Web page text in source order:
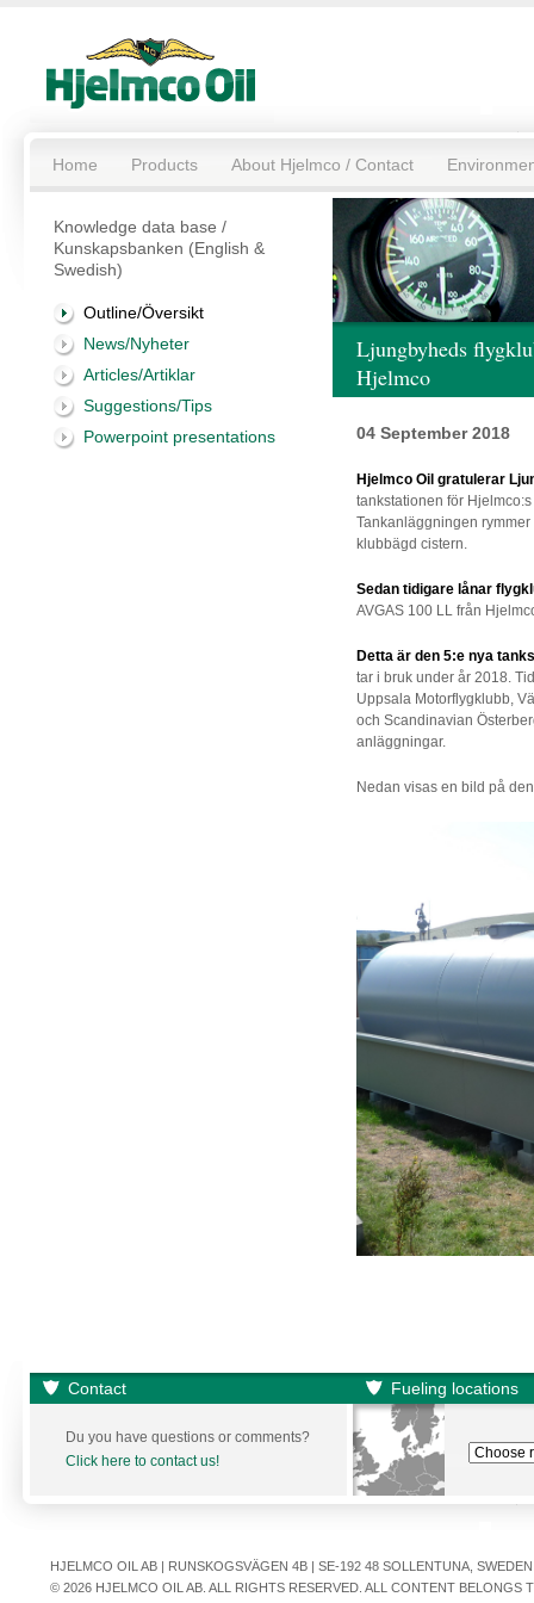
Home Products About Hjelmco / Contact
Knowledge data base /
Kunskapsbanken (English &
Swedish)
Outline/Översikt
News/Nyheter
Articles/Artiklar
Suggestions/Tips
Powerpoint presentations
Ljungbyheds
Hjelmco
04 September 2018
Hjelmco Oil gratulerar
tankstationen för
Tankanläggningen
klubbägd cistern.
Sedan tidigare lånar
AVGAS 100 LL från
Detta är den 5:e nya
tar i bruk under år 2018.
Uppsala Motorflygklubb,
och Scandinavian
anläggningar.
Nedan visas en bild på
Contact Fueling locations
Du you have questions or comments?
Click here to contact us!
HJELMCO OIL AB | RUNSKOGSVÄGEN 4B | SE-192 48 SOLLENTUNA,
© 2026 HJELMCO OIL AB. ALL RIGHTS RESERVED. ALL CONTENT